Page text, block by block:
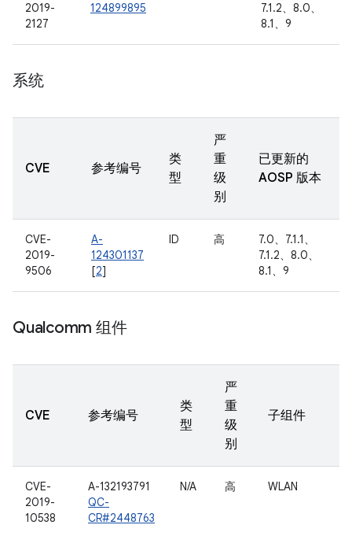
2019-
2127
124899895
7.1.2、8.0、
8.1、9
系统
CVE 参考编号
类
型
严
重
级
别
已更新的
AOSP 版本
CVE-
2019-
9506
A-
124301137
[2]
ID 高
7.0、7.1.1、
7.1.2、8.0、
8.1、9
Qualcomm 组件
CVE 参考编号
类
型
严
重
级
别
子组件
CVE-
2019-
10538
A-132193791
QC-
CR#2448763
N/A 高 WLAN